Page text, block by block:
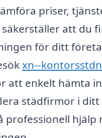
priser,
att du
för ditt
xn--
att enkelt hämta in
städfirmor i ditt
professionell hjälp